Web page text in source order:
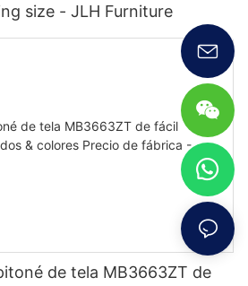
size - JLH Furniture
de tela MB3663ZT de